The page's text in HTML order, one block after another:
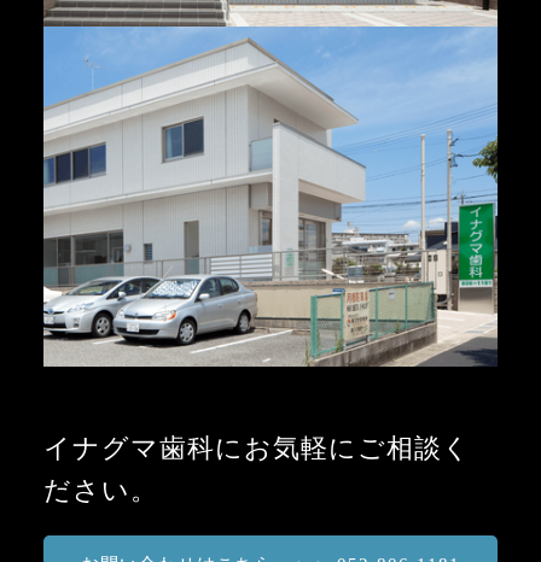
イナグマ歯科にお気軽にご相談く
ださい。